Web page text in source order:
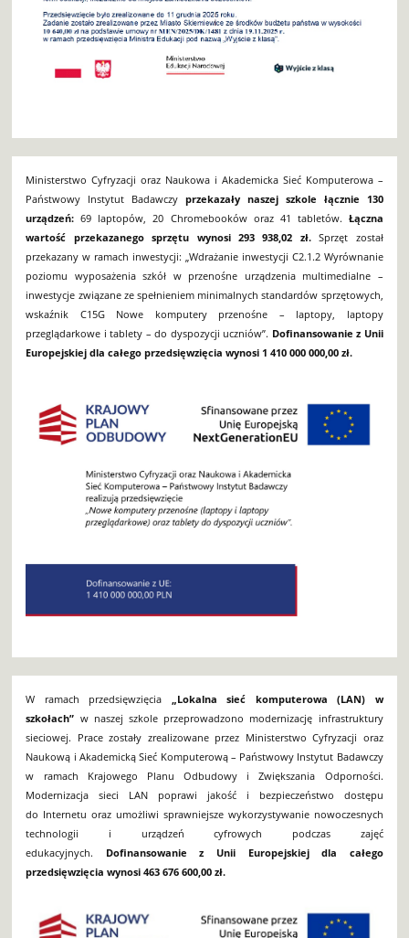
Ministerstwo Cyfryzacji oraz Naukowa i Akademicka Sieć Komputerowa –
Państwowy Instytut Badawczyprzekazały naszej szkole łącznie 130
urządzeń:69 laptopów, 20 Chromebooków oraz 41 tabletów. Łączna
wartość przekazanego sprzętu wynosi 293 938,02 zł.Sprzęt został
przekazany w ramach inwestycji: „Wdrażanie inwestycji C2.1.2 Wyrównanie
poziomu wyposażenia szkół w przenośne urządzenia multimedialne –
inwestycje związane ze spełnieniem minimalnych standardów sprzętowych,
wskaźnik C15G Nowe komputery przenośne – laptopy, laptopy
przeglądarkowe i tablety – do dyspozycji uczniów”. Dofinansowanie z Unii
Europejskiej dla całego przedsięwzięcia wynosi 1 410 000 000,00 zł.
W ramach przedsięwzięcia „Lokalna sieć komputerowa (LAN) w
szkołach” w naszej szkole przeprowadzono modernizację infrastruktury
sieciowej. Prace zostały zrealizowane przez Ministerstwo Cyfryzacji oraz
Naukową i Akademicką Sieć Komputerową – Państwowy Instytut Badawczy
w ramach Krajowego Planu Odbudowy i Zwiększania Odporności.
Modernizacja sieci LAN poprawi jakość i bezpieczeństwo dostępu
do Internetu oraz umożliwi sprawniejsze wykorzystywanie nowoczesnych
technologii i urządzeń cyfrowych podczas zajęć
edukacyjnych. Dofinansowanie z Unii Europejskiej dla całego
przedsięwzięcia wynosi 463 676 600,00 zł.